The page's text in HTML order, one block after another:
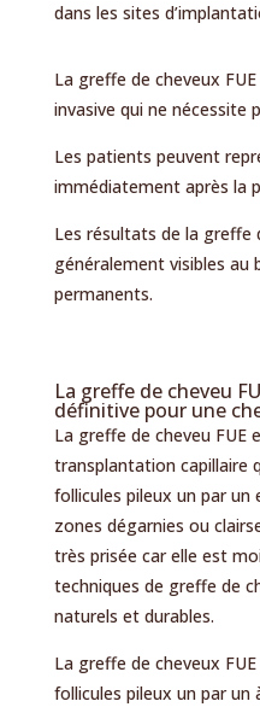
dans les sites
La greffe de cheveux
invasive qui ne nécessite
Les patients peuvent
immédiatement après la
Les résultats de la greffe
généralement visibles
permanents.
La greffe de cheveu
définitive pour une
La greffe de cheveu FUE
transplantation capillaire
follicules pileux un par un
zones dégarnies ou
très prisée car elle est
techniques de greffe de
naturels et durables.
La greffe de cheveux
follicules pileux un par un